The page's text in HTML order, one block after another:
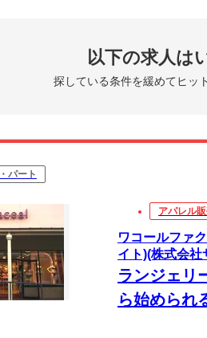
以下の求人は
探している条件を緩めてヒッ
パート
アパレル
ワコールファ
イト)(株式会社
ランジェリ
ら始められ